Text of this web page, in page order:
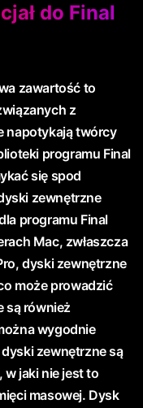
do Final
zawartość to
z
napotykają twórcy
programu Final
się spod
zewnętrzne
programu Final
Mac, zwłaszcza
dyski zewnętrzne
może prowadzić
są również
wygodnie
zewnętrzne są
jaki nie jest to
masowej. Dysk